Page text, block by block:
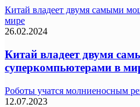
Китай владеет двумя самыми
мире
26.02.2024
Китай владеет двумя
суперкомпьютерами в
Роботы учатся молниеносным
12.07.2023